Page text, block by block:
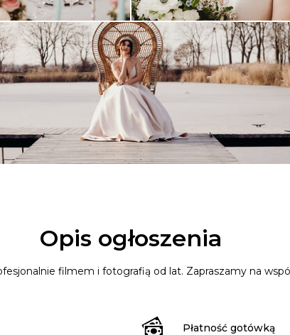
Opis ogłoszenia
filmem i fotografią od lat. Zapraszamy na
Płatność gotówką